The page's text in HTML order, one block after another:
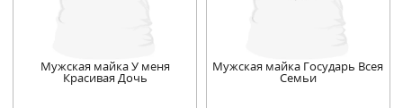
Мужская майка У меня
Красивая Дочь
Мужская майка Государь Всея
Семьи